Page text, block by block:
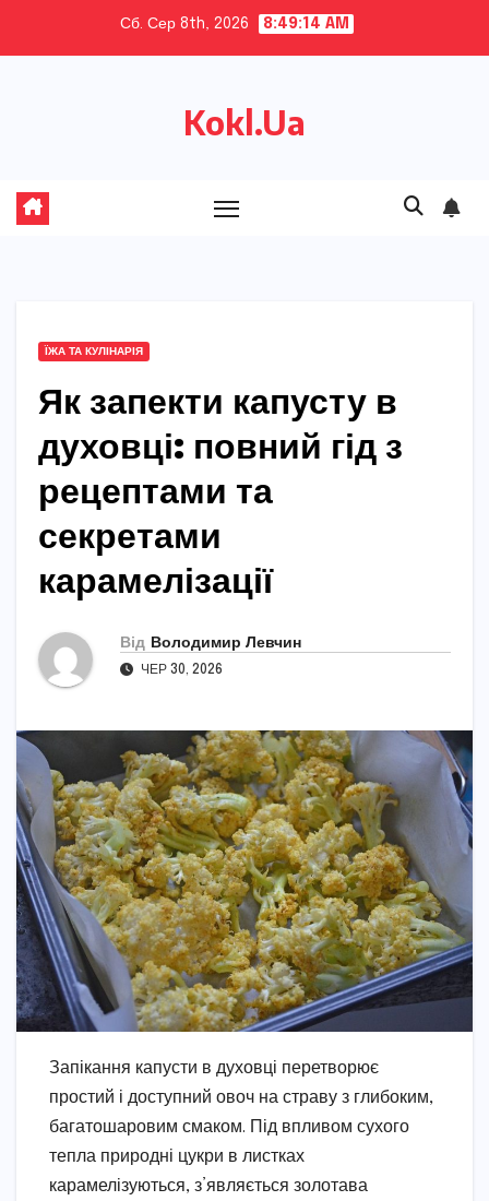
Сб. Сер 8th, 2026 8:49:15 AM
Kokl.Ua
ЇЖА ТА КУЛІНАРІЯ
Як запекти капусту в
духовці: повний гід з
рецептами та
секретами
карамелізації
Від Володимир Левчин
ЧЕР 30, 2026
Запікання капусти в духовці перетворює
простий і доступний овоч на страву з глибоким,
багатошаровим смаком. Під впливом сухого
тепла природні цукри в листках
карамелізуються, з’являється золотава